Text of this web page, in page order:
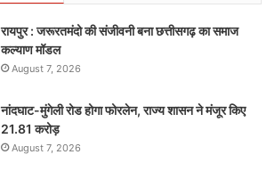
रायपुर : जरूरतमंदो की संजीवनी बना छत्तीसगढ़ का समाज
कल्याण मॉडल
August 7, 2026
नांदघाट-मुंगेली रोड होगा फोरलेन, राज्य शासन ने मंजूर किए
21.81 करोड़
August 7, 2026